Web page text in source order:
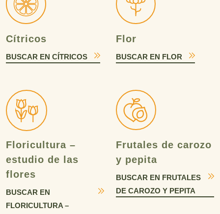
Cítricos
BUSCAR EN CÍTRICOS
Flor
BUSCAR EN FLOR
Floricultura –
estudio de las
flores
BUSCAR EN
FLORICULTURA –
Frutales de carozo
y pepita
BUSCAR EN FRUTALES
DE CAROZO Y PEPITA